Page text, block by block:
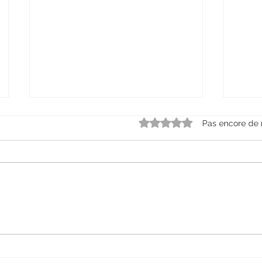
Noté 0 étoile sur 5.Pas encore de